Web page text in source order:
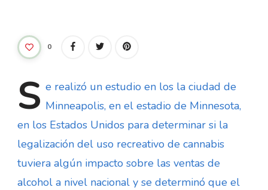
0
S e realizó un estudio en los la ciudad de
Minneapolis, en el estadio de Minnesota,
en los Estados Unidos para determinar si la
legalización del uso recreativo de cannabis
tuviera algún impacto sobre las ventas de
alcohol a nivel nacional y se determinó que el